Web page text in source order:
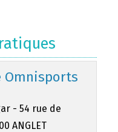
Omnisports
- 54 rue de
ANGLET